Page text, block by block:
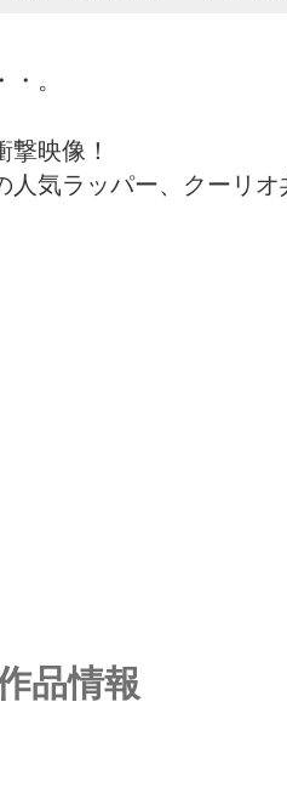
。
映像！
人気ラッパー、クーリオ
品情報